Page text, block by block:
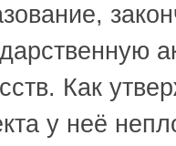
Как
у неё